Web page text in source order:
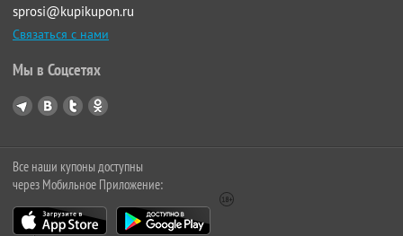
sprosi@kupikupon.ru
Связаться с нами
Мы в Соцсетях
Все наши купоны доступны
через Мобильное Приложение: